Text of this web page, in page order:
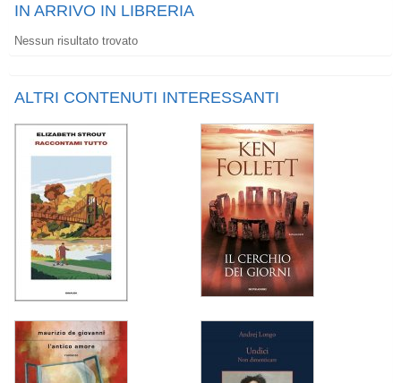
IN ARRIVO IN LIBRERIA
Nessun risultato trovato
ALTRI CONTENUTI INTERESSANTI